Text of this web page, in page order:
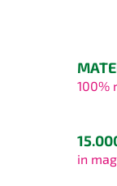
100%
in